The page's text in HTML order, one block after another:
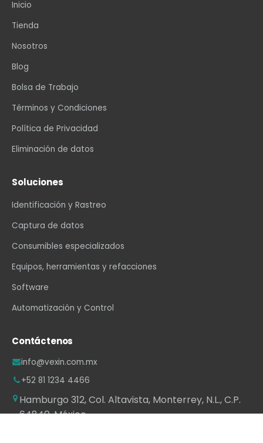
Inicio
Tienda
Nosotros
Blog
Bolsa de Trabajo
Términos y Condiciones
Política de Privacidad
Eliminación de datos
Soluciones
Identificación y Rastreo
Captura de datos
Consumibles especializados
Equipos, herramientas y refacciones
Software
Automatización y Control
Contáctenos
info@vexin.com.mx
+52 81 1234 4466
Hamburgo 312, Col. Altavista, Monterrey, N.L., C.P.
64840, México